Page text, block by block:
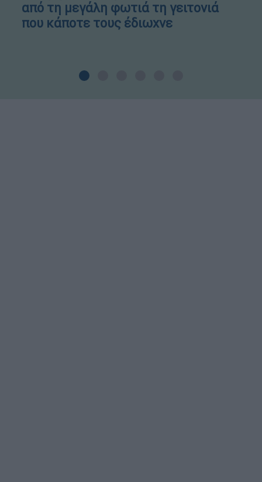
από τη μεγάλη φωτιά τη γειτονιά
που κάποτε τους έδιωχνε